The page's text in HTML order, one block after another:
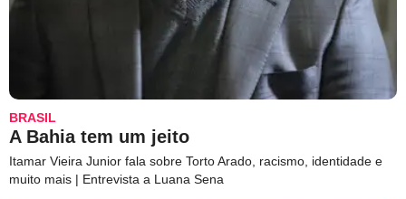
BRASIL
A Bahia tem um jeito
Itamar Vieira Junior fala sobre Torto Arado, racismo, identidade e
muito mais | Entrevista a Luana Sena